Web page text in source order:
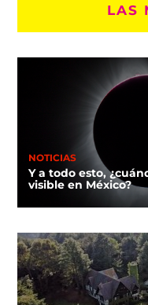
LAS
NOTICIAS
Y a todo esto,
visible en México?